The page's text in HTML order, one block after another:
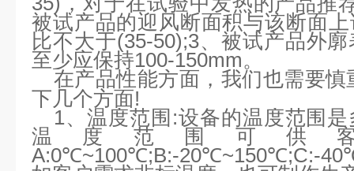
被试产品的迎风断面积与该断面
比不大于(35-50);3、被试产品外
至少应保持100-150mm。
在产品性能方面，我们也需要慎
下几个方面!
1、温度范围:设备的温度范围
温度范围可供
A:0℃~100℃;B:-20℃~150℃;C:-